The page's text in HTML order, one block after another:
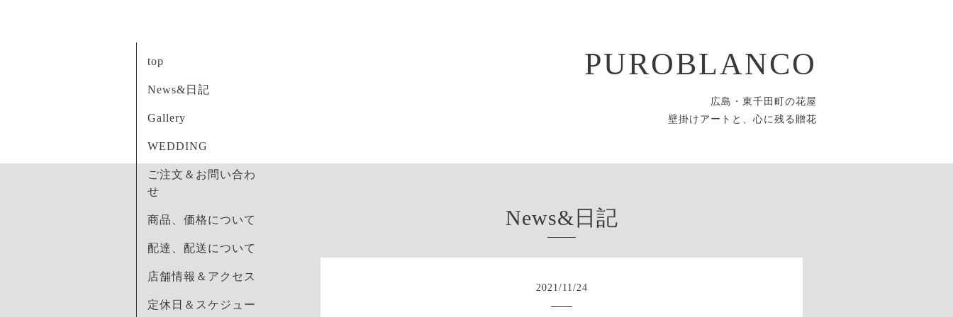
PUROBLANCO
広島・東千田町の花屋
壁掛けアートと、心に残る贈花
top
News&日記
Gallery
WEDDING
ご注文＆お問い合わ
せ
商品、価格について
配達、配送について
店舗情報＆アクセス
定休日＆スケジュー
News&日記
2021/11/24